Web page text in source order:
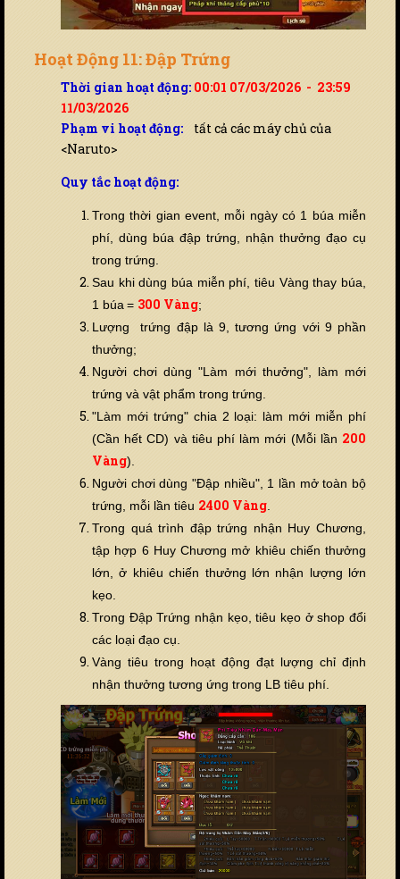
Hoạt Động 11: Đập Trứng
Thời gian hoạt động: 00:01 07/03/2026 - 23:59
11/03/2026
Phạm vi hoạt động: tất cả các máy chủ của
<Naruto>
Quy tắc hoạt động:
Trong thời gian event, mỗi ngày có 1 búa miễn
phí, dùng búa đập trứng, nhận thưởng đạo cụ
trong trứng.
Sau khi dùng búa miễn phí, tiêu Vàng thay búa,
1 búa = 300 Vàng;
Lượng trứng đập là 9, tương ứng với 9 phần
thưởng;
Người chơi dùng "Làm mới thưởng", làm mới
trứng và vật phẩm trong trứng.
"Làm mới trứng" chia 2 loại: làm mới miễn phí
(Cần hết CD) và tiêu phí làm mới (Mỗi lần 200
Vàng).
Người chơi dùng "Đập nhiều", 1 lần mở toàn bộ
trứng, mỗi lần tiêu 2400 Vàng
Trong quá trình đập trứng nhận Huy Chương,
tập hợp 6 Huy Chương mở khiêu chiến thưởng
lớn, ở khiêu chiến thưởng lớn nhận lượng lớn
kẹo.
Trong Đập Trứng nhận kẹo, tiêu kẹo ở shop đổi
các loại đạo cụ.
Vàng tiêu trong hoạt động đạt lượng chỉ định
nhận thưởng tương ứng trong LB tiêu phí.